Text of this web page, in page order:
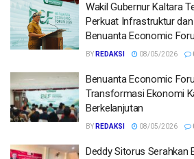
Wakil Gubernur Kaltara
Perkuat Infrastruktur
Benuanta Economic
BY REDAKSI 08/05/2026
Benuanta Economic
Transformasi Ekonomi
Berkelanjutan
BY REDAKSI 08/05/2026
Deddy Sitorus Serahkan